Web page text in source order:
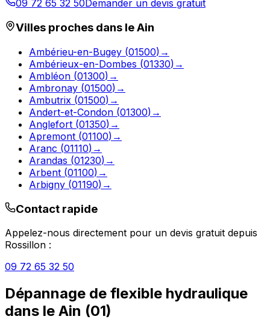
09 72 65 32 50 Demander un devis gratuit
Villes proches dans leAin
Ambérieu-en-Bugey (01500) →
Ambérieux-en-Dombes (01330) →
Ambléon (01300) →
Ambronay (01500) →
Ambutrix (01500) →
Andert-et-Condon (01300) →
Anglefort (01350) →
Apremont (01100) →
Aranc (01110) →
Arandas (01230) →
Arbent (01100) →
Arbigny (01190) →
Contact rapide
Appelez-nous directement pour un devis gratuit depuis
Rossillon :
09 72 65 32 50
Dépannage de flexible hydraulique
dans le Ain (01)